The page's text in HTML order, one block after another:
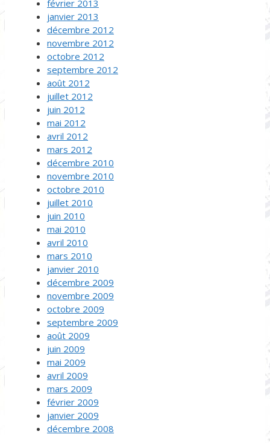
février 2013
janvier 2013
décembre 2012
novembre 2012
octobre 2012
septembre 2012
août 2012
juillet 2012
juin 2012
mai 2012
avril 2012
mars 2012
décembre 2010
novembre 2010
octobre 2010
juillet 2010
juin 2010
mai 2010
avril 2010
mars 2010
janvier 2010
décembre 2009
novembre 2009
octobre 2009
septembre 2009
août 2009
juin 2009
mai 2009
avril 2009
mars 2009
février 2009
janvier 2009
décembre 2008